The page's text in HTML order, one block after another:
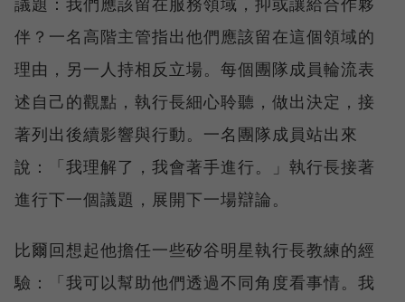
伴？一名高階主管指出他們應該留在這個領域的
理由，另一人持相反立場。每個團隊成員輪流表
述自己的觀點，執行長細心聆聽，做出決定，接
著列出後續影響與行動。一名團隊成員站出來
說：「我理解了，我會著手進行。」執行長接著
進行下一個議題，展開下一場辯論。
比爾回想起他擔任一些矽谷明星執行長教練的經
驗：「我可以幫助他們透過不同角度看事情。我